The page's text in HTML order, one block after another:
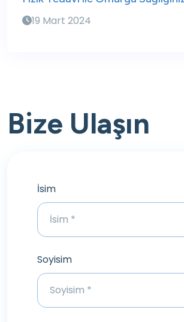
19 Mart 2024
Bize Ulaşın
İsim
Soyisim